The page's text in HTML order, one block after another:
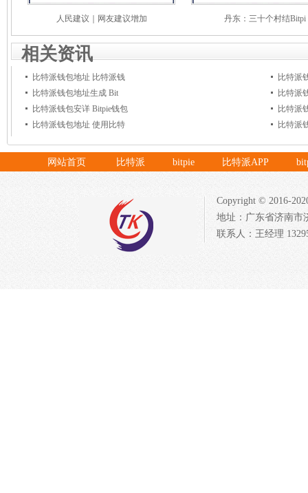
人民建议｜网友建议增加 丹东：三十个村结Bitpi
相关资讯
比特派钱包地址 比特派钱
比特派
比特派钱包地址生成 Bit
比特派
比特派钱包安详 Bitpie钱包
比特派
比特派钱包地址 使用比特
比特派
网站首页 比特派 bitpie 比特派APP
Copyright © 2016-
地址：广东省济南市
联系人：王经理